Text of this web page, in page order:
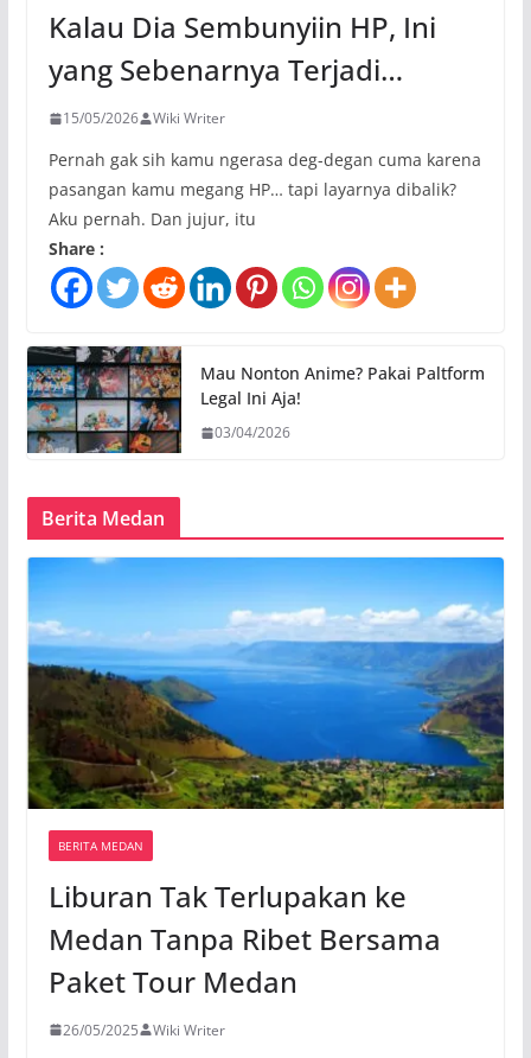
Kalau Dia Sembunyiin HP, Ini
yang Sebenarnya Terjadi…
15/05/2026 Wiki Writer
Pernah gak sih kamu ngerasa deg-degan cuma karena
pasangan kamu megang HP… tapi layarnya dibalik?
Aku pernah. Dan jujur, itu
Share :
Mau Nonton Anime? Pakai Paltform
Legal Ini Aja!
03/04/2026
Berita Medan
BERITA MEDAN
Liburan Tak Terlupakan ke
Medan Tanpa Ribet Bersama
Paket Tour Medan
26/05/2025 Wiki Writer